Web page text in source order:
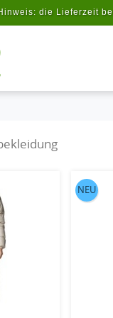
die Lieferzeit
NEU